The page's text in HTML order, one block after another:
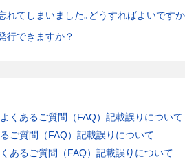
れてしまいました｡どうすればよいですか
行できますか？
くあるご質問（FAQ）記載誤りについて
ご質問（FAQ）記載誤りについて
あるご質問（FAQ）記載誤りについて